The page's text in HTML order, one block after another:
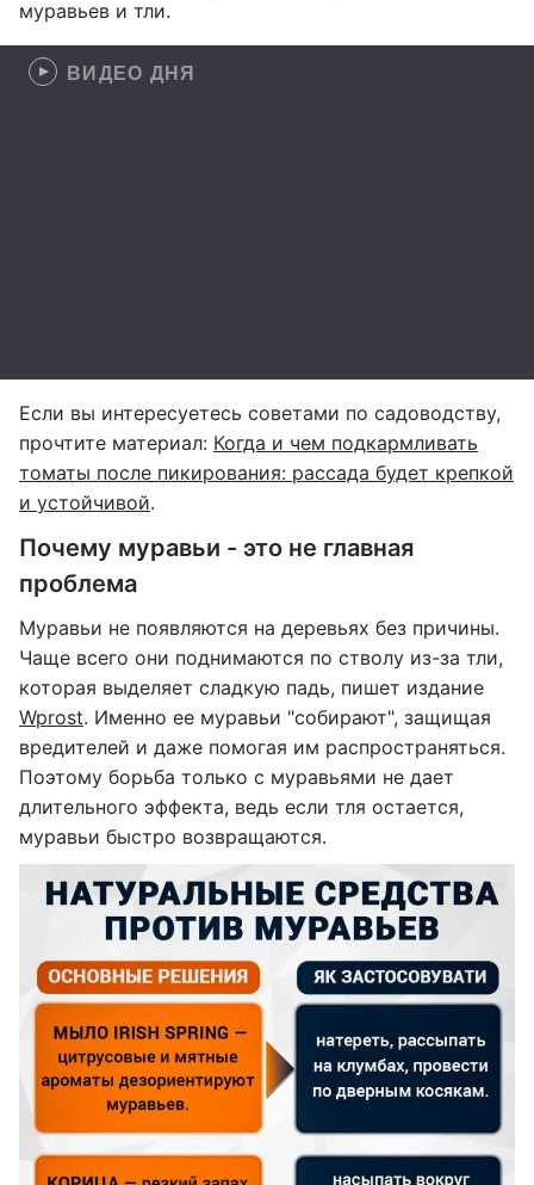
муравьев и тли.
ВИДЕО ДНЯ
Если вы интересуетесь советами по садоводству,
прочтите материал: Когда и чем подкармливать
томаты после пикирования: рассада будет крепкой
и устойчивой.
Почему муравьи - это не главная
проблема
Муравьи не появляются на деревьях без причины.
Чаще всего они поднимаются по стволу из-за тли,
которая выделяет сладкую падь, пишет издание
Wprost. Именно ее муравьи "собирают", защищая
вредителей и даже помогая им распространяться.
Поэтому борьба только с муравьями не дает
длительного эффекта, ведь если тля остается,
муравьи быстро возвращаются.